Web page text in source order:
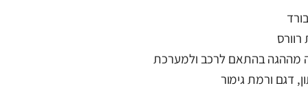
מההגה בהתאם לרכב ולמערכת
דגם ורמת גימור